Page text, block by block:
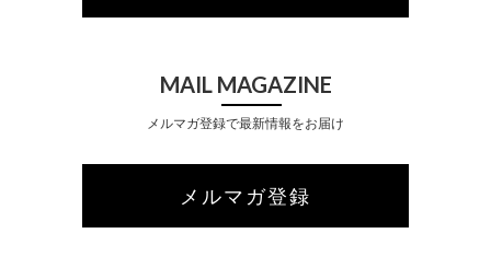
MAIL MAGAZINE
メルマガ登録で最新情報をお届け
メルマガ登録